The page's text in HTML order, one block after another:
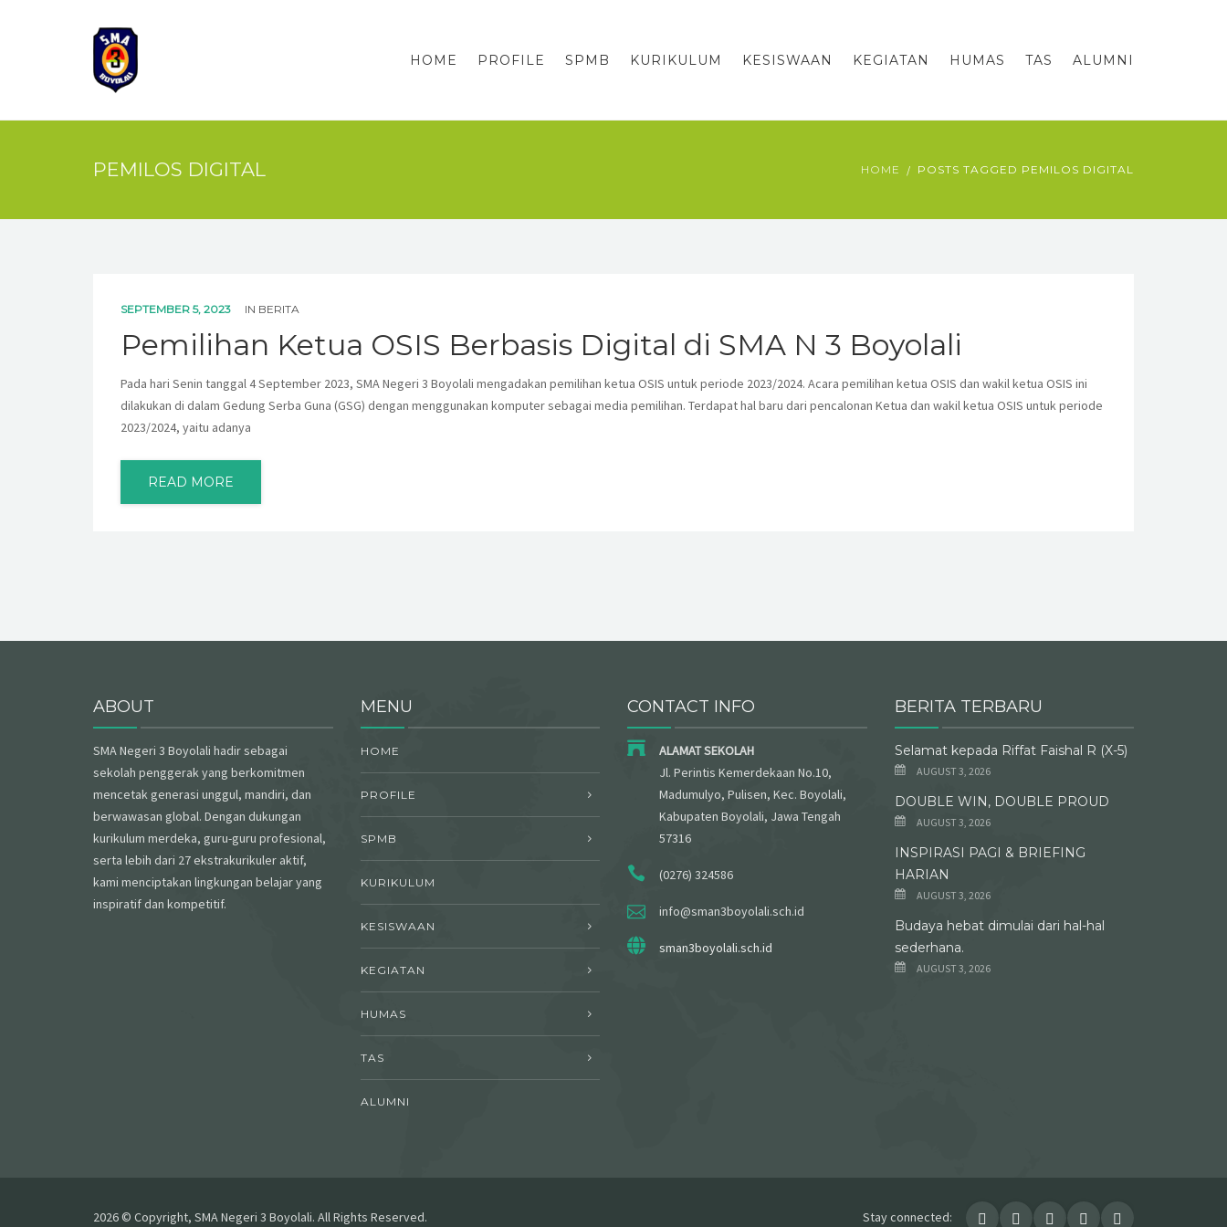
HOME PROFILE SPMB KURIKULUM KESISWAAN KEGIATAN HUMAS TAS ALUMNI
PEMILOS DIGITAL HOME POSTS TAGGED PEMILOS DIGITAL
SEPTEMBER 5, 2023 IN BERITA
Pemilihan Ketua OSIS Berbasis Digital di SMA N 3 Boyolali
Pada hari Senin tanggal 4 September 2023, SMA Negeri 3 Boyolali mengadakan pemilihan ketua OSIS untuk periode 2023/2024. Acara pemilihan ketua OSIS dan wakil ketua OSIS ini
dilakukan di dalam Gedung Serba Guna (GSG) dengan menggunakan komputer sebagai media pemilihan. Terdapat hal baru dari pencalonan Ketua dan wakil ketua OSIS untuk periode
2023/2024, yaitu adanya
READ MORE
ABOUT
SMA Negeri 3 Boyolali hadir sebagai
sekolah penggerak yang berkomitmen
mencetak generasi unggul, mandiri, dan
berwawasan global. Dengan dukungan
kurikulum merdeka, guru-guru profesional,
serta lebih dari 27 ekstrakurikuler aktif,
kami menciptakan lingkungan belajar yang
inspiratif dan kompetitif.
MENU
HOME
PROFILE
SPMB
KURIKULUM
KESISWAAN
KEGIATAN
HUMAS
TAS
ALUMNI
CONTACT INFO
ALAMAT SEKOLAH
Jl. Perintis Kemerdekaan No.10,
Madumulyo, Pulisen, Kec. Boyolali,
Kabupaten Boyolali, Jawa Tengah
57316
(0276) 324586
info@sman3boyolali.sch.id
sman3boyolali.sch.id
BERITA TERBARU
Selamat kepada Riffat Faishal R (X-5)
AUGUST 3, 2026
DOUBLE WIN, DOUBLE PROUD
AUGUST 3, 2026
INSPIRASI PAGI & BRIEFING
HARIAN
AUGUST 3, 2026
Budaya hebat dimulai dari hal-hal
sederhana.
AUGUST 3, 2026
2026 © Copyright, SMA Negeri 3 Boyolali. All Rights Reserved. Stay connected: